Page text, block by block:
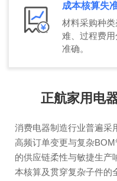
成本核算失
材料采购种
难、过程费
准确。
正航家用电
消费电器制造行业普遍采
高频订单变更与复杂
的供应链柔性与敏捷生产
本核算及贯穿复杂子件的